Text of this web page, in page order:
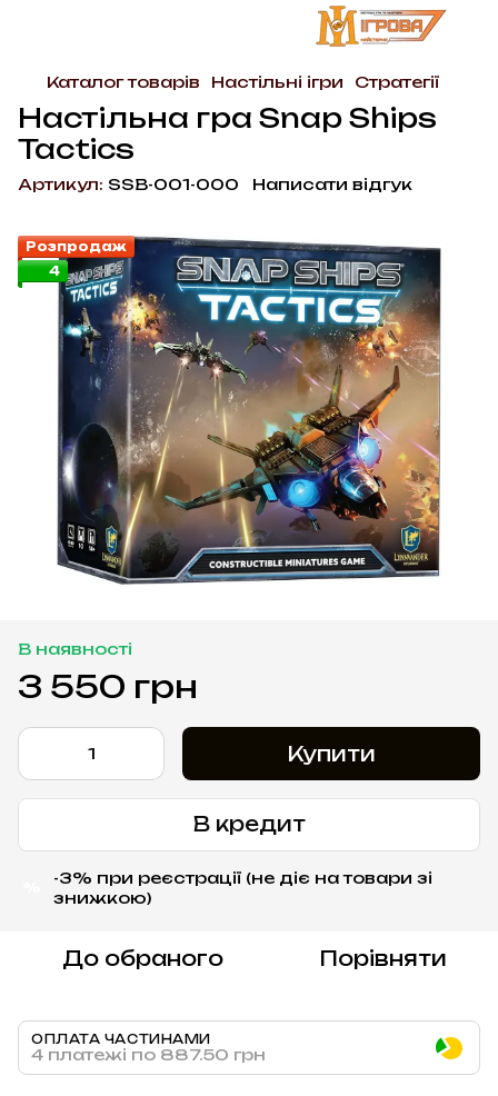
Каталог товарів Настільні ігри Стратегії
Настільна гра Snap Ships
Tactics
Артикул: SSB-001-000 Написати відгук
Розпродаж
4
В наявності
3 550 грн
Купити
В кредит
-3% при реєстрації (не діє на товари зі
знижкою)
До обраного Порівняти
ОПЛАТА ЧАСТИНАМИ
4 платежі по 887.50 грн